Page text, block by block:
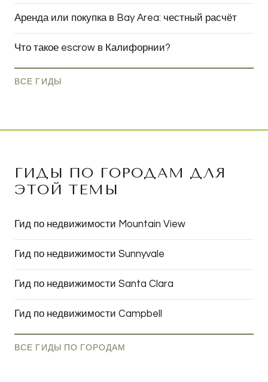
Аренда или покупка в Bay Area: честный расчёт
Что такое escrow в Калифорнии?
ВСЕ ГИДЫ
ГИДЫ ПО ГОРОДАМ ДЛЯ
ЭТОЙ ТЕМЫ
Гид по недвижимости Mountain View
Гид по недвижимости Sunnyvale
Гид по недвижимости Santa Clara
Гид по недвижимости Campbell
ВСЕ ГИДЫ ПО ГОРОДАМ